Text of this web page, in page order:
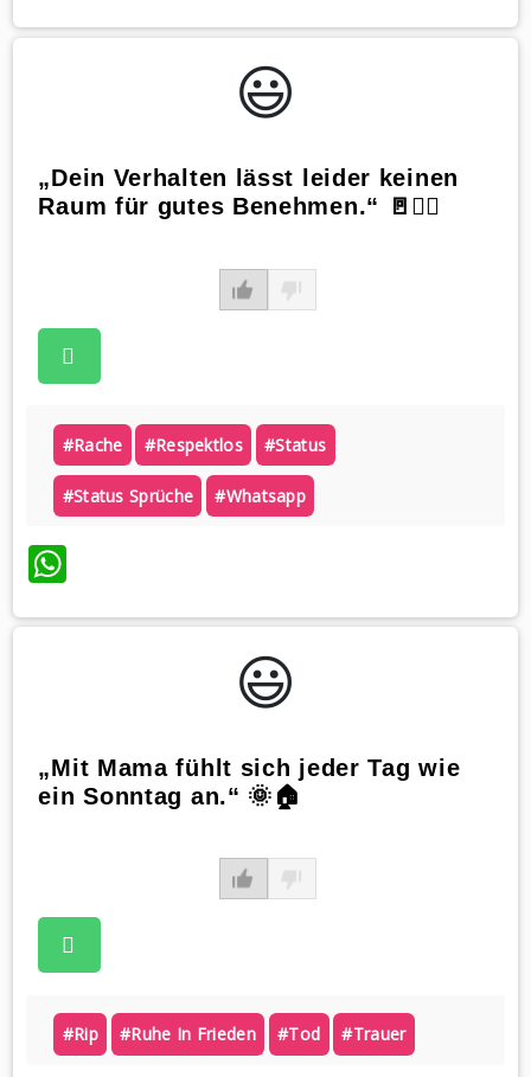
😃️
„Dein Verhalten lässt leider keinen
Raum für gutes Benehmen.“ 🚪🙅‍♀️
#rache #respektlos #status
#status Sprüche #whatsapp
WhatsApp
😃️
„Mit Mama fühlt sich jeder Tag wie
ein Sonntag an.“ 🌞🏠
#rip #ruhe In Frieden #tod #trauer